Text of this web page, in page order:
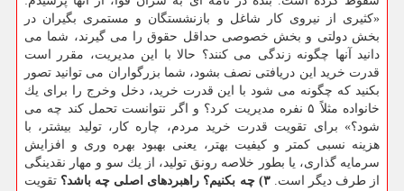
«كثیری از نیروی كار شاغل و بازنشستگان و مستمری بگیران در
بخش دولتی و بخش خصوصی حداقل حقوق را می گیرند، شما می
دانید آنها چگونه زندگی می كنند؟ حالا با این مدیریت، مقرر است
قدرت خرید این دریافتی نصف بشود، شما بزرگواران می توانید تصور
بكنید كه چگونه می شود با این قدرت خرید، دخل وخرج را برای یك
خانواده مثلاً ۵ نفره مدیریت كرد؟ و اگر نتوانست تحمل كند چه می
شود؟» برای تقویت قدرت خرید مردم، چاره كار، تولید بیشتر، با
هزینه نسبی كمتر و كیفیت بهتر، یعنی بهبود بهره وری و افزایش
سرمایه گذاری، یا بطور خلاصه رونق تولید، از یك سو و مهار نقدینگی
از طرف دیگر است.۳) چه بكنیم؟ راهبردهای اصلی چه باشد؟
تقویت